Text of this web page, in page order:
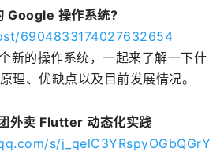
Google 操作系统?
6904833174027632654
新的操作系统，一起来了解一下什
理、优缺点以及目前发展情况。
外卖 Flutter 动态化实践
s/j_qelC3YRspyOGbQGrY